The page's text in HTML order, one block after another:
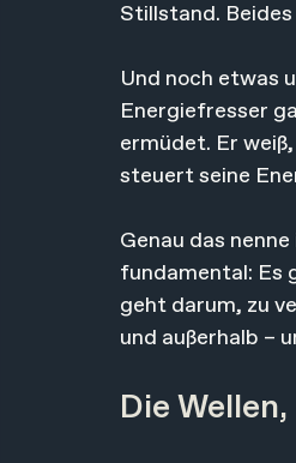
Stillstand.
Und noch etwas
Energiefresser
ermüdet. Er
steuert seine
Genau das
fundamental: Es
geht darum, zu
und außerhalb –
Die